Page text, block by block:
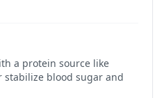
a protein source like
blood sugar and